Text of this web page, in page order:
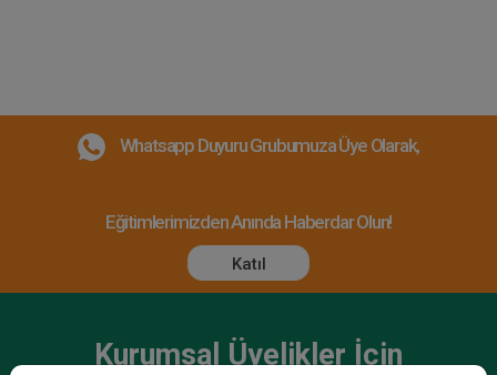
Whatsapp Duyuru Grubumuza Üye Olarak,
Eğitimlerimizden Anında Haberdar Olun!
Katıl
Kurumsal Üyelikler İçin